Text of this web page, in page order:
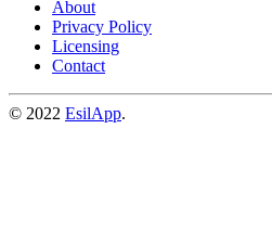
About
Privacy Policy
Licensing
Contact
© 2022 EsilApp.